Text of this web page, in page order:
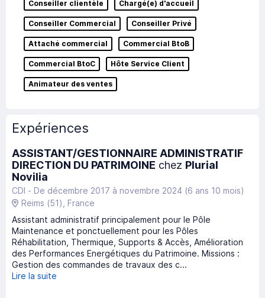
Conseiller clientèle Chargé(e) d'accueil
Conseiller Commercial Conseiller Privé
Attaché commercial Commercial BtoB
Commercial BtoC Hôte Service Client
Animateur des ventes
Expériences
ASSISTANT/GESTIONNAIRE ADMINISTRATIF
DIRECTION DU PATRIMOINE chez Plurial
Novilia
CDI - De décembre 2017 à novembre 2024 (6 ans 10 mois)
Reims (51) , France
Assistant administratif principalement pour le Pôle
Maintenance et ponctuellement pour les Pôles
Réhabilitation, Thermique, Supports & Accès, Amélioration
des Performances Energétiques du Patrimoine. Missions :
Gestion des commandes de travaux des c...
Lire la suite